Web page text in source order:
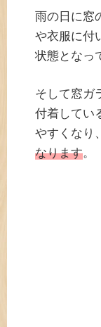
雨の日に窓
や衣服に付
状態となっ
そして窓ガ
付着してい
やすくなり
なります。